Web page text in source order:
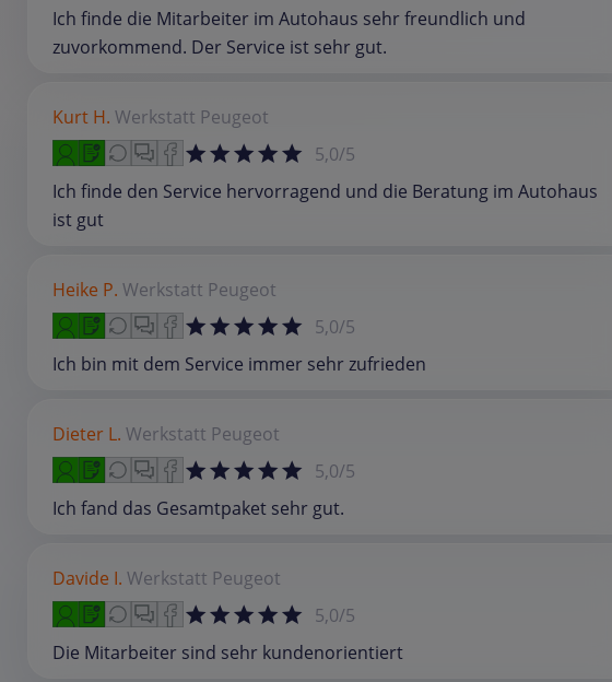
Ich finde die Mitarbeiter im Autohaus sehr freundlich und
zuvorkommend. Der Service ist sehr gut.
Kurt H. Werkstatt Peugeot
5,0/5
Ich finde den Service hervorragend und die Beratung im Autohaus
ist gut
Heike P. Werkstatt Peugeot
5,0/5
Ich bin mit dem Service immer sehr zufrieden
Dieter L. Werkstatt Peugeot
5,0/5
Ich fand das Gesamtpaket sehr gut.
Davide I. Werkstatt Peugeot
5,0/5
Die Mitarbeiter sind sehr kundenorientiert